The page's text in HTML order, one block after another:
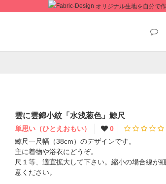
オリジナル生地を自分で
雲に雲錦小紋「水浅葱色」鯨尺
単思い（ひとえおもい）
0
鯨尺一尺幅（38cm）のデザインです。
主に着物や浴衣にどうぞ。
尺１等、適宜拡大して下さい。縮小の場合線が
意ください。